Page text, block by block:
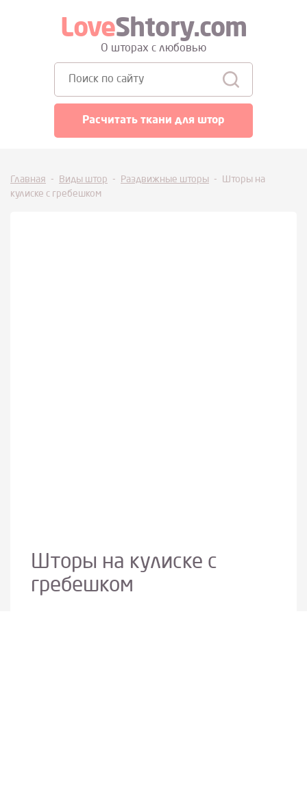
LoveShtory.com
О шторах с любовью
Расчитать ткани для штор
Главная - Виды штор - Раздвижные шторы -
Шторы на
кулиске с гребешком
Шторы на кулиске с
гребешком